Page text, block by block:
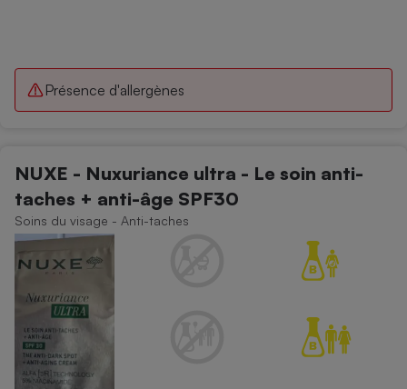
Présence d'allergènes
NUXE - Nuxuriance ultra - Le soin anti-
taches + anti-âge SPF30
Soins du visage - Anti-taches